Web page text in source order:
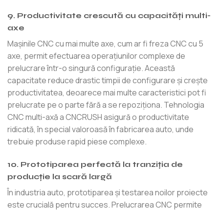
9. Productivitate crescută cu capacități multi-
axe
Mașinile CNC cu mai multe axe, cum ar fi freza CNC cu 5
axe, permit efectuarea operațiunilor complexe de
prelucrare într-o singură configurație. Această
capacitate reduce drastic timpii de configurare și crește
productivitatea, deoarece mai multe caracteristici pot fi
prelucrate pe o parte fără a se repoziționa. Tehnologia
CNC multi-axă a CNCRUSH asigură o productivitate
ridicată, în special valoroasă în fabricarea auto, unde
trebuie produse rapid piese complexe.
10. Prototiparea perfectă la tranziția de
producție la scară largă
În industria auto, prototiparea și testarea noilor proiecte
este crucială pentru succes. Prelucrarea CNC permite